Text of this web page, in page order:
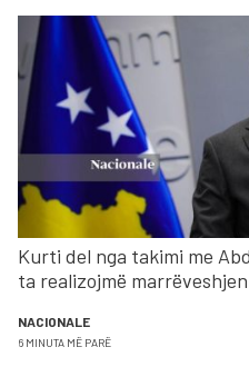
Kurti del nga takimi me
ta realizojmë
NACIONALE
6 MINUTA MË PARË